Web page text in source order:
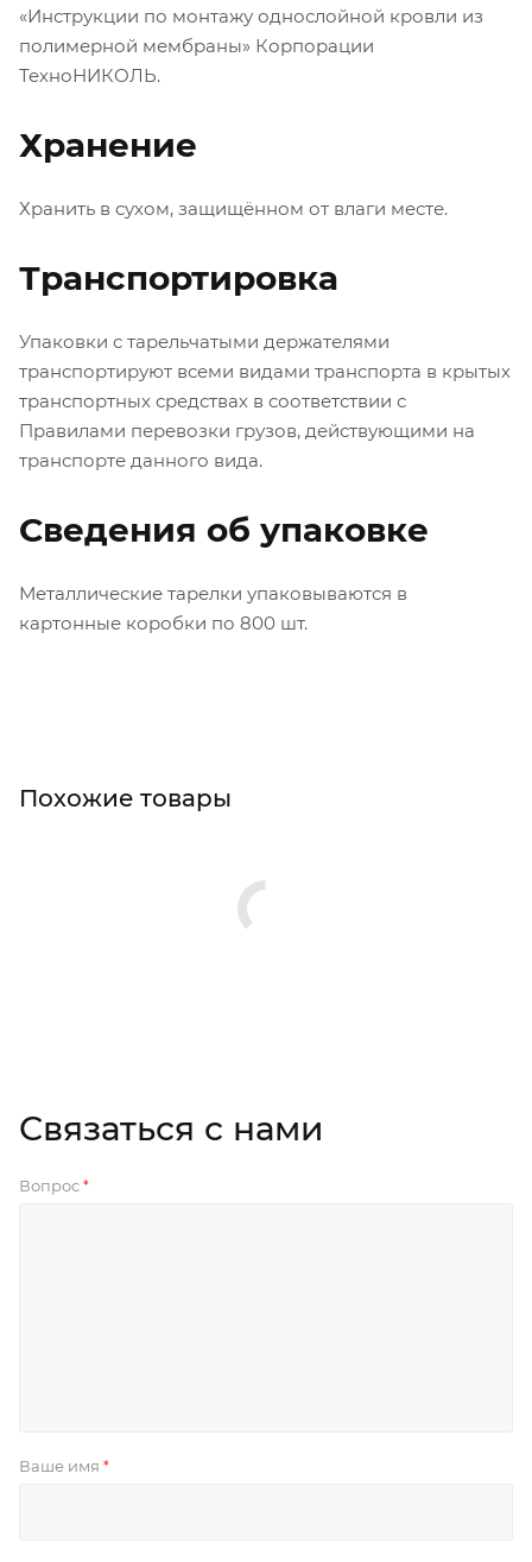
«Инструкции по монтажу однослойной кровли из
полимерной мембраны» Корпорации
ТехноНИКОЛЬ.
Хранение
Хранить в сухом, защищённом от влаги месте.
Транспортировка
Упаковки с тарельчатыми держателями
транспортируют всеми видами транспорта в крытых
транспортных средствах в соответствии с
Правилами перевозки грузов, действующими на
транспорте данного вида.
Сведения об упаковке
Металлические тарелки упаковываются в
картонные коробки по 800 шт.
Похожие товары
Связаться с нами
Вопрос *
Ваше имя *